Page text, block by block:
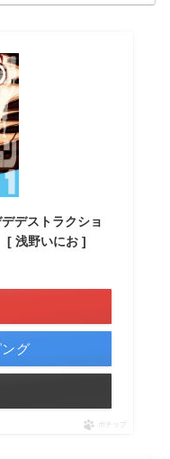
デストラクショ
[ 浅野いにお ]
グ
ポチップ